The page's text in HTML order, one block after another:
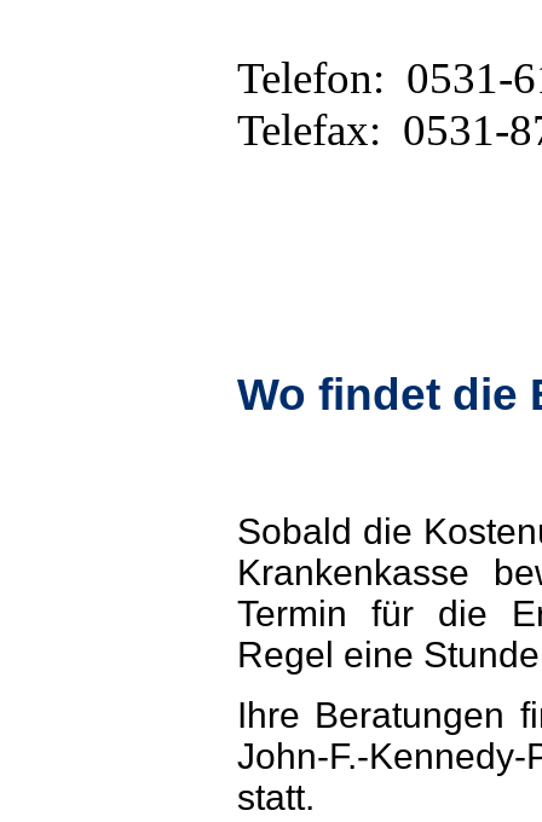
Telefon: 0531-
Telefax: 0531-
Wo findet die
Sobald die
Krankenkasse
Termin für die
Regel eine
Ihre Beratungen
John-F.-
statt.